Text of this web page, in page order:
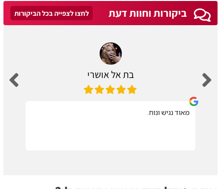
ביקורות וחוות דעת לחצו לצפייה בכל הביקורות
בת אל אושרי
מאוד נגיש ונוח.